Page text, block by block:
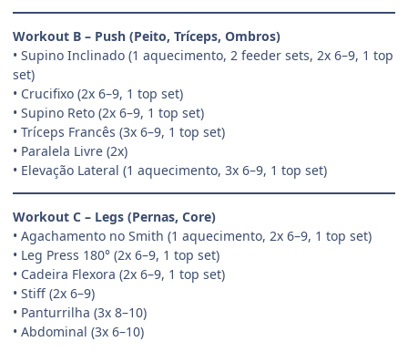
Workout B – Push (Peito, Tríceps, Ombros)
• Supino Inclinado (1 aquecimento, 2 feeder sets, 2x 6–9, 1 top
set)
• Crucifixo (2x 6–9, 1 top set)
• Supino Reto (2x 6–9, 1 top set)
• Tríceps Francês (3x 6–9, 1 top set)
• Paralela Livre (2x)
• Elevação Lateral (1 aquecimento, 3x 6–9, 1 top set)
Workout C – Legs (Pernas, Core)
• Agachamento no Smith (1 aquecimento, 2x 6–9, 1 top set)
• Leg Press 180° (2x 6–9, 1 top set)
• Cadeira Flexora (2x 6–9, 1 top set)
• Stiff (2x 6–9)
• Panturrilha (3x 8–10)
• Abdominal (3x 6–10)